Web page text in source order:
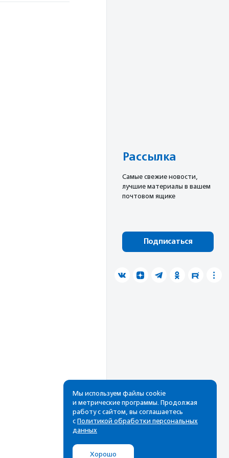
Рассылка
Cамые свежие новости,
лучшие материалы в вашем
почтовом ящике
Подписаться
Мы используем файлы cookie
и метрические программы. Продолжая
работу с сайтом, вы соглашаетесь
с Политикой обработки персональных
данных
Хорошо